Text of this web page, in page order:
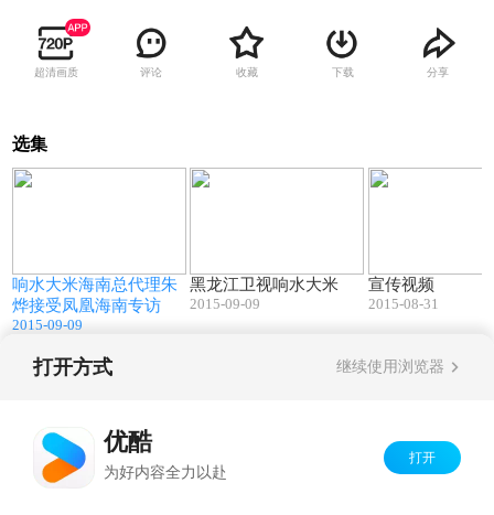
超清画质 评论 收藏 下载 分享
选集
响水大米海南总代理朱
烨接受凤凰海南专访
2015-09-09
黑龙江卫视响水大米
2015-09-09
宣传视频
2015-08-31
打开方式 继续使用浏览器
优酷
为好内容全力以赴
打开